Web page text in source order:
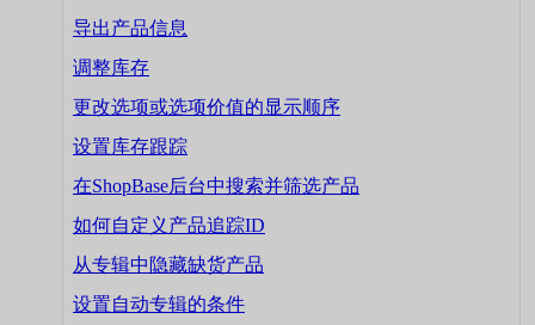
导出产品信息
调整库存
更改选项或选项价值的显示顺序
设置库存跟踪
在ShopBase后台中搜索并筛选产品
如何自定义产品追踪ID
从专辑中隐藏缺货产品
设置自动专辑的条件